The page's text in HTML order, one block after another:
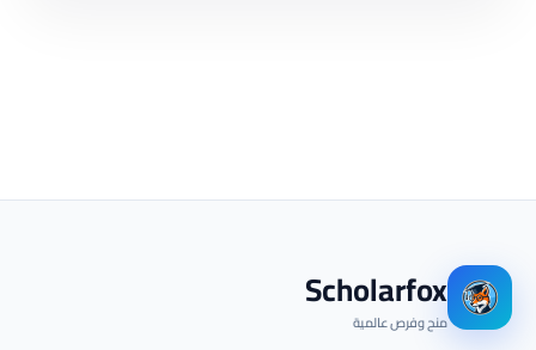
Scholarfox
منح وفرص عالمية